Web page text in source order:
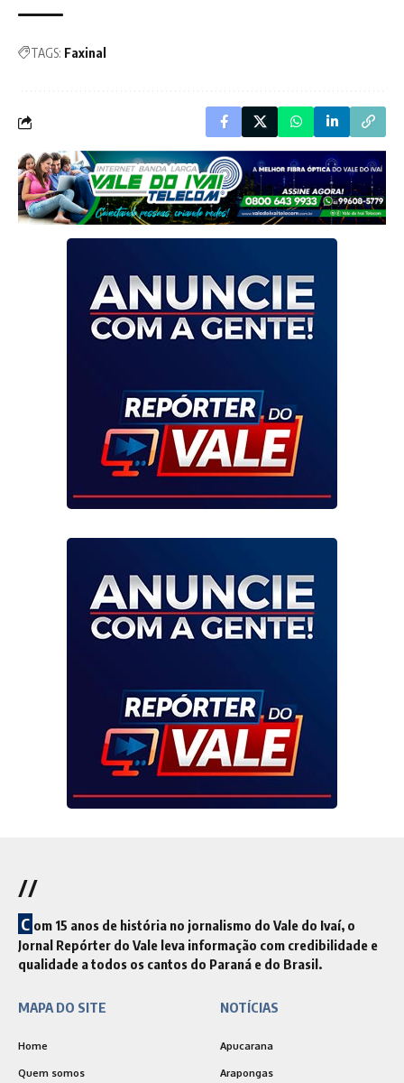
TAGS: Faxinal
//
C om 15 anos de história no jornalismo do Vale do Ivaí, o
Jornal Repórter do Vale leva informação com credibilidade e
qualidade a todos os cantos do Paraná e do Brasil.
MAPA DO SITE
Home
Quem somos
NOTÍCIAS
Apucarana
Arapongas